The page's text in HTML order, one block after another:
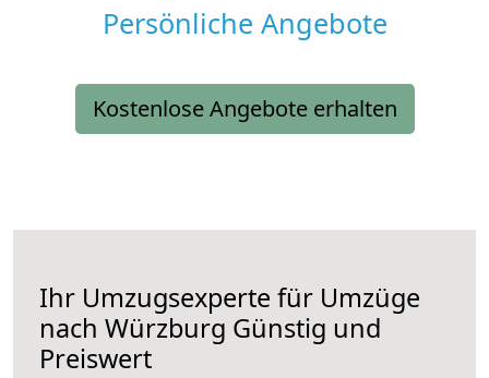
Persönliche Angebote
Kostenlose Angebote erhalten
Ihr Umzugsexperte für Umzüge
nach Würzburg Günstig und
Preiswert